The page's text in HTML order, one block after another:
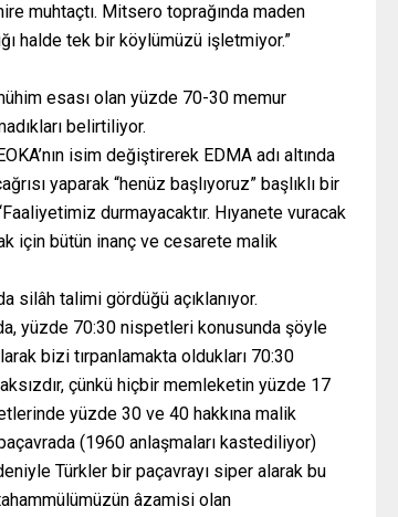
muhtaçtı. Mitsero toprağında maden
halde tek bir köylümüzü işletmiyor.”
esası olan yüzde 70-30 memur
belirtiliyor.
isim değiştirerek EDMA adı altında
yaparak “henüz başlıyoruz” başlıklı bir
durmayacaktır. Hıyanete vuracak
için bütün inanç ve cesarete malik
silâh talimi gördüğü açıklanıyor.
yüzde 70:30 nispetleri konusunda şöyle
bizi tırpanlamakta oldukları 70:30
çünkü hiçbir memleketin yüzde 17
yüzde 30 ve 40 hakkına malik
(1960 anlaşmaları kastediliyor)
Türkler bir paçavrayı siper alarak bu
âzamisi olan